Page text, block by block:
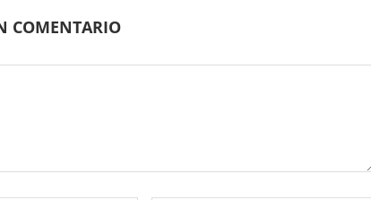
COMENTARIO